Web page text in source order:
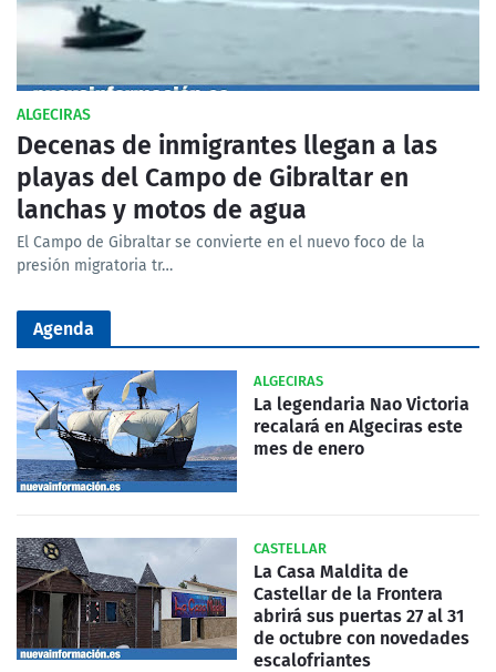
ALGECIRAS
Decenas de inmigrantes llegan a las
playas del Campo de Gibraltar en
lanchas y motos de agua
El Campo de Gibraltar se convierte en el nuevo foco de la
presión migratoria tr…
Agenda
ALGECIRAS
La legendaria Nao Victoria
recalará en Algeciras este
mes de enero
CASTELLAR
La Casa Maldita de
Castellar de la Frontera
abrirá sus puertas 27 al 31
de octubre con novedades
escalofriantes